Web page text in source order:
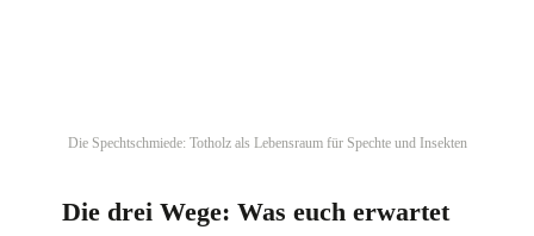
Die Spechtschmiede: Totholz als Lebensraum für Spechte und Insekten
Die drei Wege: Was euch erwartet